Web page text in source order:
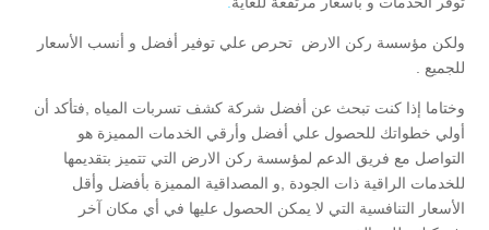
ولكن مؤسسة ركن الارض تحرص علي توفير أفضل و أنسب الأسعار
للجميع .
وختاما إذا كنت تبحث عن أفضل شركة كشف تسربات المياه ,فتأكد أن
أولي خطواتك للحصول علي أفضل وأرقي الخدمات المميزة هو
التواصل مع فريق الدعم لمؤسسة ركن الارض التي تتميز بتقديمها
للخدمات الراقية ذات الجودة ,و المصداقية المميزة بأفضل وأقل
الأسعار التنافسية التي لا يمكن الحصول عليها في أي مكان آخر